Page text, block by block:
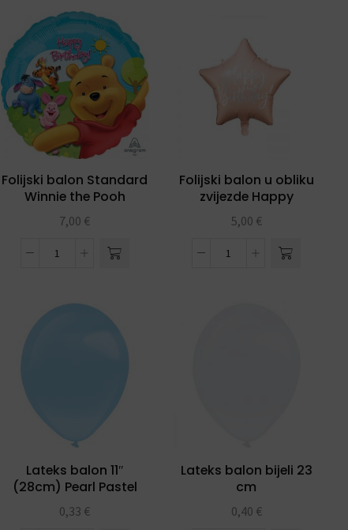
Folijski balon Standard
Winnie the Pooh
7,00 €
Folijski balon u obliku
zvijezde Happy
Birthday 40 cm
5,00 €
Lateks balon 11″
(28cm) Pearl Pastel
Blue
0,33 €
Lateks balon bijeli 23
cm
0,40 €